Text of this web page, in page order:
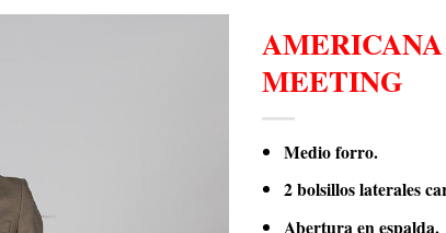
MEETING
Medio forro.
2 bolsillos laterales
Abertura en espalda.